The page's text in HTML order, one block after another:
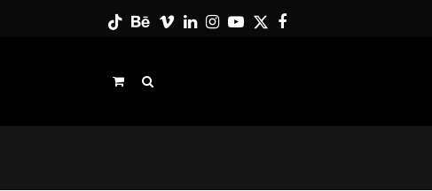
Facebook
Twitter
YouTube
Instagram
LinkedIn
Vimeo
Behance
Tiktok